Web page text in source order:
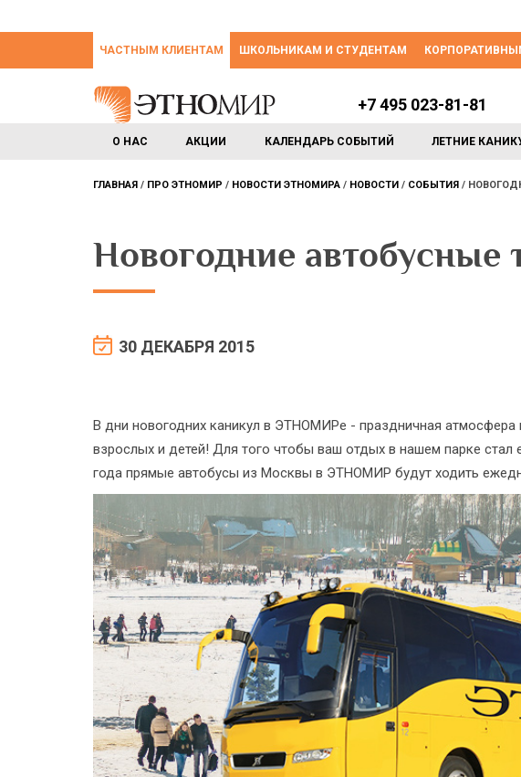
ЧАСТНЫМ КЛИЕНТАМ ШКОЛЬНИКАМ И СТУДЕНТАМ
О НАС АКЦИИ КАЛЕНДАРЬ СОБЫТИЙ ЛЕТНИЕ
+7 495 023-81-81
ГЛАВНАЯ ПРО ЭТНОМИР НОВОСТИ ЭТНОМИРА НОВОСТИ СОБЫТИЯ
Новогодние автобусные
30 ДЕКАБРЯ 2015
В дни новогодних каникул в ЭТНОМИРе - праздничная атмосфера
взрослых и детей! Для того чтобы ваш отдых в нашем парке стал
года прямые автобусы из Москвы в ЭТНОМИР будут ходить